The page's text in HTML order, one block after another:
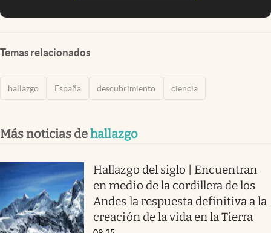
Temas relacionados
hallazgo España descubrimiento ciencia
Más noticias dehallazgo
Hallazgo del siglo | Encuentran
en medio de la cordillera de los
Andes la respuesta definitiva a la
creación de la vida en la Tierra